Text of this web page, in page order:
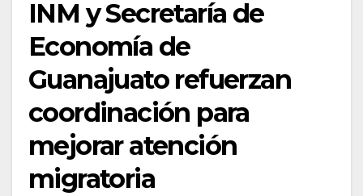
INM y Secretaría de
Economía de
Guanajuato refuerzan
coordinación para
mejorar atención
migratoria